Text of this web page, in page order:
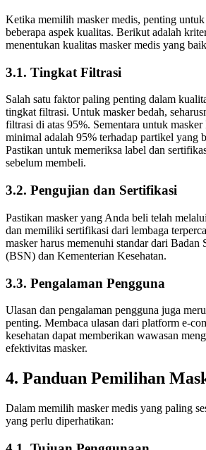
Ketika memilih masker medis, penting
beberapa aspek kualitas. Berikut adalah
menentukan kualitas masker medis yang
3.1. Tingkat Filtrasi
Salah satu faktor paling penting dalam
tingkat filtrasi. Untuk masker bedah,
filtrasi di atas 95%. Sementara untuk
minimal adalah 95% terhadap partikel yang
Pastikan untuk memeriksa label dan
sebelum membeli.
3.2. Pengujian dan Sertifikasi
Pastikan masker yang Anda beli telah
dan memiliki sertifikasi dari lembaga
masker harus memenuhi standar dari Badan
(BSN) dan Kementerian Kesehatan.
3.3. Pengalaman Pengguna
Ulasan dan pengalaman pengguna juga
penting. Membaca ulasan dari platform e-
kesehatan dapat memberikan wawasan
efektivitas masker.
4. Panduan Pemilihan
Dalam memilih masker medis yang paling
yang perlu diperhatikan: